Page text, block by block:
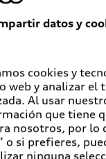
datos y
cookies y
web y analizar
Al usar
que tiene
nosotros, por lo
o si prefieres,
ninguna